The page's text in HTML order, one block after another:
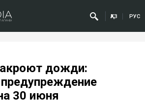
ҚАЗ РУС
дожди:
30 июня